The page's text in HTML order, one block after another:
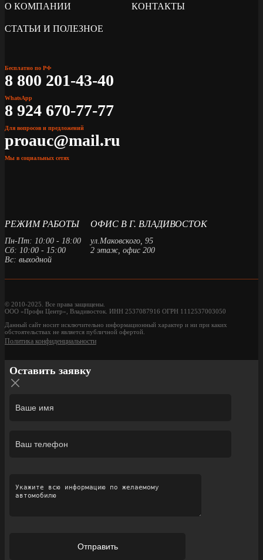
О КОМПАНИИ КОНТАКТЫ
СТАТЬИ И ПОЛЕЗНОЕ
Бесплатно по РФ
8 800 201-43-40
WhatsApp
8 924 670-77-77
Для вопросов и предложений
proauc@mail.ru
Мы в социальных сетях
РЕЖИМ РАБОТЫ
Пн-Пт: 10:00 - 18:00
Сб: 10:00 - 15:00
Вс: выходной
ОФИС В Г. ВЛАДИВОСТОК
ул.Маковского, 95
2 этаж, офис 200
© 2010-2025. Все права защищены.
ООО «Профи Центр», Владивосток. ИНН 2537087916 ОГРН 1112537003050
Данный сайт носит исключительно информационный характер и ни при каких
обстоятельствах не является публичной офертой.
Политика конфиденциальности
Оставить заявку